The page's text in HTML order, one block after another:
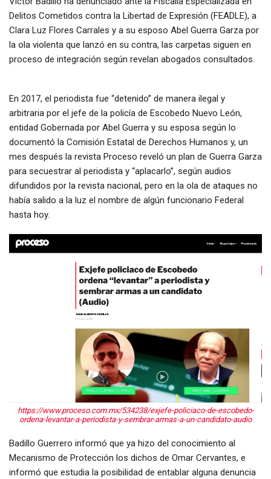
Delitos Cometidos contra la Libertad de Expresión (FEADLE), a
Clara Luz Flores Carrales y a su esposo Abel Guerra Garza por
la ola violenta que lanzó en su contra, las carpetas siguen en
proceso de integración según revelan abogados consultados.
En 2017, el periodista fue “detenido” de manera ilegal y
arbitraria por el jefe de la policía de Escobedo Nuevo León,
entidad Gobernada por Abel Guerra y su esposa según lo
documentó la Comisión Estatal de Derechos Humanos y, un
mes después la revista Proceso reveló un plan de Guerra Garza
para secuestrar al periodista y “aplacarlo”, según audios
difundidos por la revista nacional, pero en la ola de ataques no
había salido a la luz el nombre de algún funcionario Federal
hasta hoy.
https://www.proceso.com.mx/534238/exjefe-policiaco-de-escobedo-
ordena-levantar-a-periodista-y-sembrar-armas-a-un-candidato-audio
Badillo Guerrero informó que ya hizo del conocimiento al
Mecanismo de Protección los dichos de Omar Cervantes, e
informó que estudia la posibilidad de entablar alguna denuncia